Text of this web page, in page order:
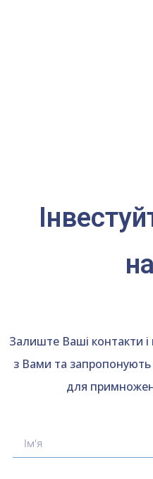
Залиште Ваші контакти
з Вами та
для